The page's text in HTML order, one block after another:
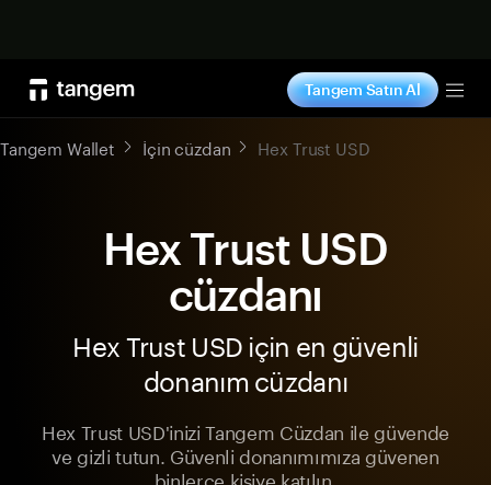
Tangem Satın Al
Tangem Wallet İçin cüzdan Hex Trust USD
Hex Trust USD
cüzdanı
Hex Trust USD için en güvenli
donanım cüzdanı
Hex Trust USD'inizi Tangem Cüzdan ile güvende
ve gizli tutun. Güvenli donanımımıza güvenen
binlerce kişiye katılın.